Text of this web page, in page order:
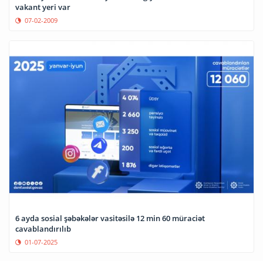
vakant yeri var
07-02-2009
6 ayda sosial şəbəkələr vasitəsilə 12 min 60 müraciət
cavablandırılıb
01-07-2025